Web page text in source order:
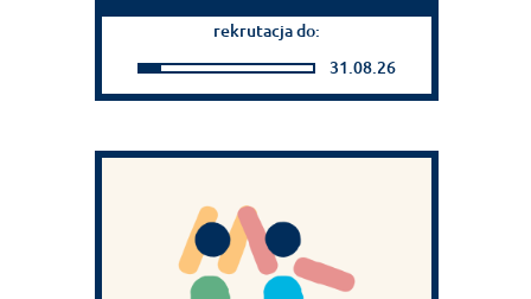
rekrutacja do:
31.08.26